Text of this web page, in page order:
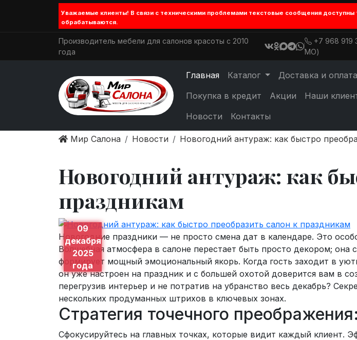
Уважаемые клиенты! В связи с техническими проблемами текстовые сообщения доступны
обрабатываются.
Производитель мебели для салонов красоты с 2010
года
+7 968 919
МО)
Главная Каталог Доставка и оплата
Покупка в кредит
Акции Наши
Новости
Контакты
Мир Салона Новости Новогодний антураж: как быстро
Новогодний антураж: как
праздникам
09
декабря
2025
года
Новогодние праздники — не просто смена дат в календаре. Это
Волшебная атмосфера в салоне перестает быть просто декором; она
формирует мощный эмоциональный якорь. Когда гость заходит в
он уже настроен на праздник и с большей охотой доверится вам в
перегрузив интерьер и не потратив на убранство весь декабрь?
нескольких продуманных штрихов в ключевых зонах.
Стратегия точечного
Сфокусируйтесь на главных точках, которые видит каждый клиент.